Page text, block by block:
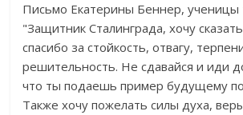
Письмо Екатерины Беннер, ученицы
"Защитник Сталинграда, хочу
спасибо за стойкость, отвагу,
решительность. Не сдавайся и иди
что ты подаешь пример будущему
Также хочу пожелать силы духа,